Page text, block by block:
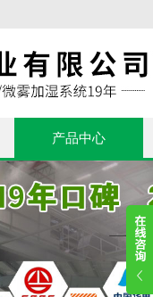
产品中心